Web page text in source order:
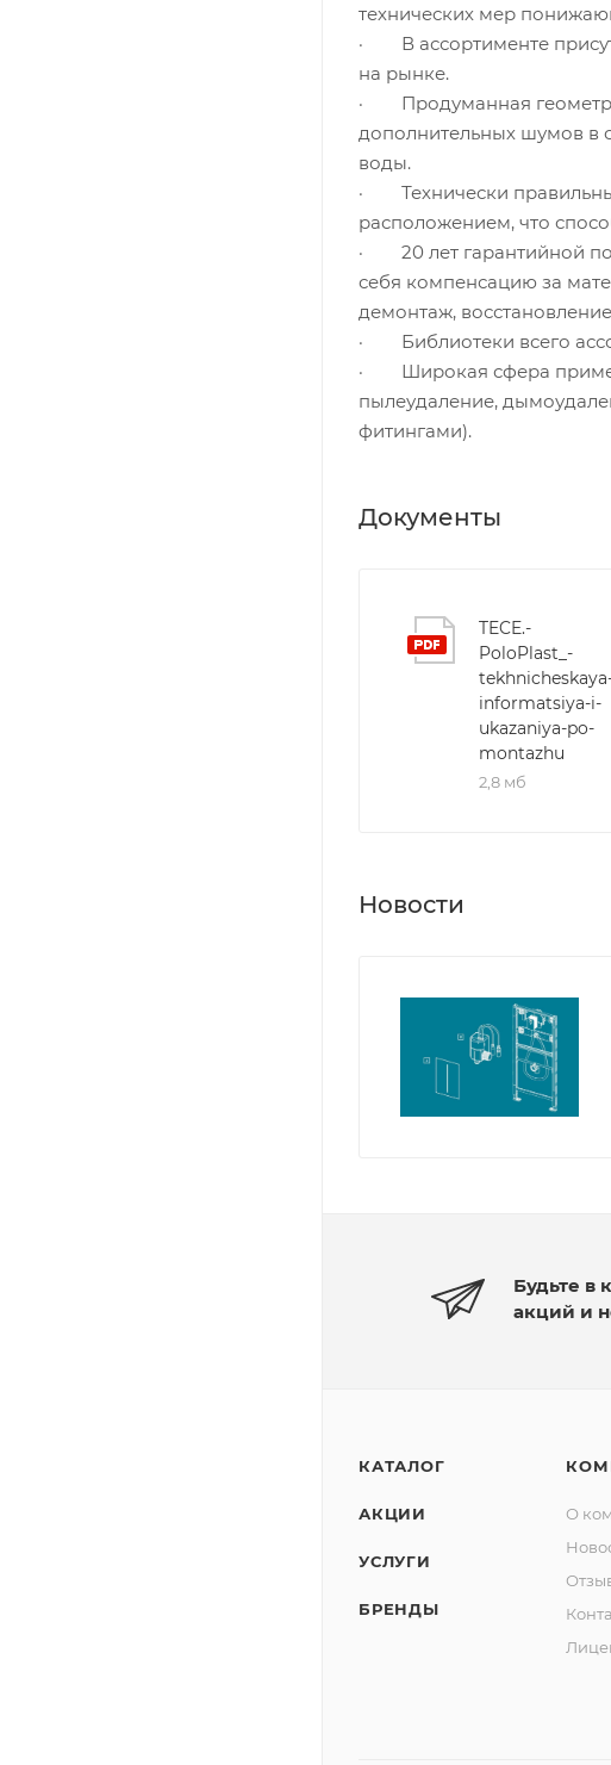
технических мер
· В ассортименте
на рынке.
· Продуманная
дополнительных шумов в
воды.
· Технически
расположением, что
· 20 лет гарантийной
себя компенсацию за
демонтаж,
· Библиотеки всего
· Широкая сфера
пылеудаление,
фитингами).
Документы
TECE.-
PoloPlast_-
informatsiya-i-
ukazaniya-po-
montazhu
2,8 мб
Новости
Будьте в
акций и
КАТАЛОГ
АКЦИИ
УСЛУГИ
БРЕНДЫ
О